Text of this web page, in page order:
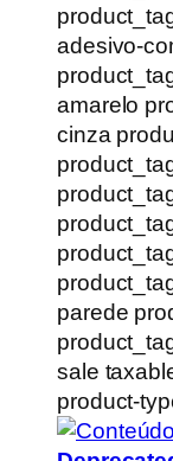
adesivo-
amarelo
cinza
parede
sale
product-